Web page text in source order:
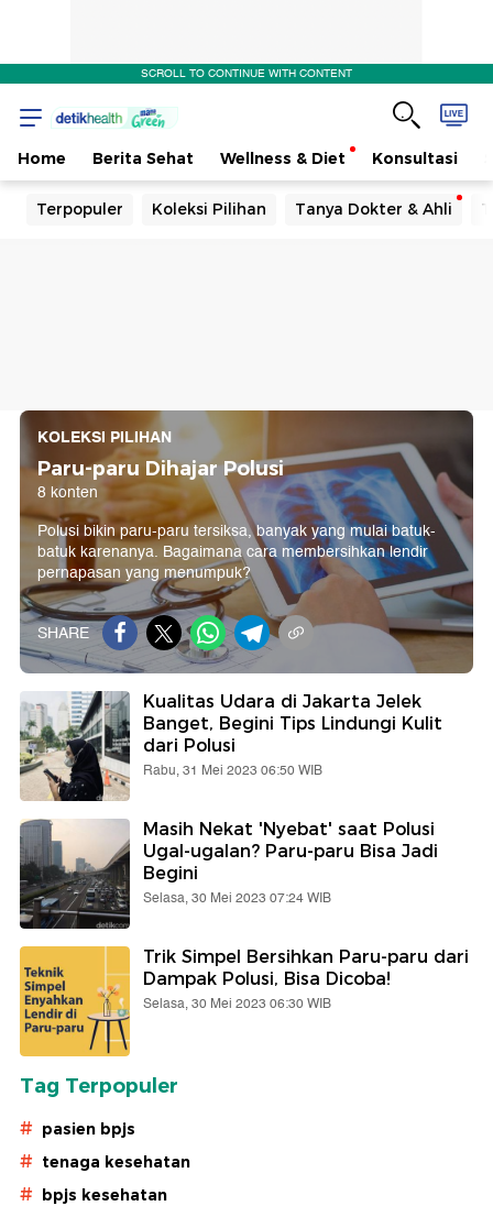
SCROLL TO CONTINUE WITH CONTENT
Home Berita Sehat Wellness & Diet Konsultasi
Terpopuler Koleksi Pilihan Tanya Dokter & Ahli
KOLEKSI PILIHAN
Paru-paru Dihajar Polusi
8 konten
Polusi bikin paru-paru tersiksa, banyak yang mulai batuk-
batuk karenanya. Bagaimana cara membersihkan lendir
pernapasan yang menumpuk?
SHARE
Kualitas Udara di Jakarta Jelek
Banget, Begini Tips Lindungi Kulit
dari Polusi
Rabu, 31 Mei 2023 06:50 WIB
Masih Nekat 'Nyebat' saat Polusi
Ugal-ugalan? Paru-paru Bisa Jadi
Begini
Selasa, 30 Mei 2023 07:24 WIB
Trik Simpel Bersihkan Paru-paru dari
Dampak Polusi, Bisa Dicoba!
Selasa, 30 Mei 2023 06:30 WIB
Tag Terpopuler
# pasien bpjs
# tenaga kesehatan
# bpjs kesehatan